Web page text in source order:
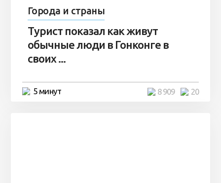
Города и страны
Турист показал как живут
обычные люди в Гонконге в
своих ...
5 минут 20
8 909